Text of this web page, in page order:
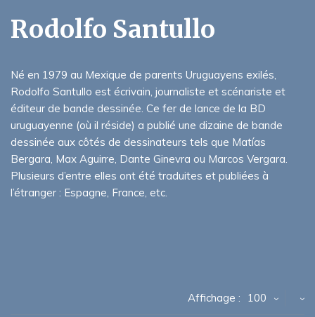
Rodolfo Santullo
Né en 1979 au Mexique de parents Uruguayens exilés,
Rodolfo Santullo est écrivain, journaliste et scénariste et
éditeur de bande dessinée. Ce fer de lance de la BD
uruguayenne (où il réside) a publié une dizaine de bande
dessinée aux côtés de dessinateurs tels que Matías
Bergara, Max Aguirre, Dante Ginevra ou Marcos Vergara.
Plusieurs d’entre elles ont été traduites et publiées à
l’étranger : Espagne, France, etc.
Affichage : 100